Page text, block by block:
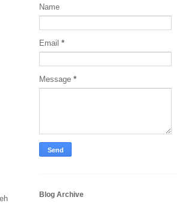
Name
Email *
Message *
Blog Archive